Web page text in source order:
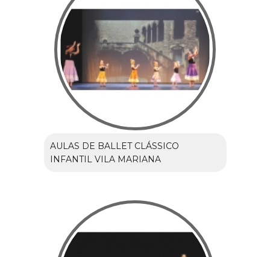
AULAS DE BALLET CLÁSSICO
INFANTIL VILA MARIANA